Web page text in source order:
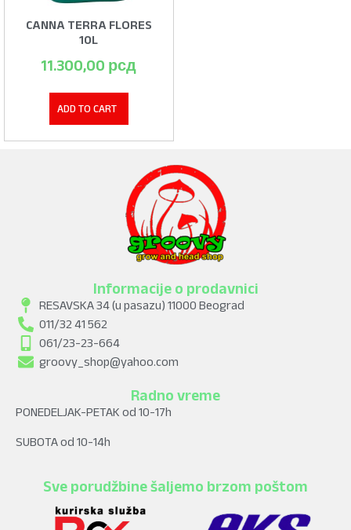
CANNA TERRA FLORES
10L
11.300,00 рсд
ADD TO CART
Informacije o prodavnici
RESAVSKA 34 (u pasazu) 11000 Beograd
011/32 41 562
061/23-23-664
groovy_shop@yahoo.com
Radno vreme
PONEDELJAK-PETAK od 10-17h
SUBOTA od 10-14h
Sve porudžbine šaljemo brzom poštom